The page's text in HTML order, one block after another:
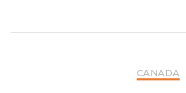
CANADA